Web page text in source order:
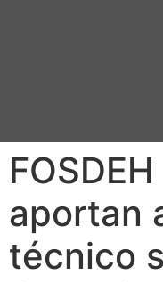
aportan
técnico